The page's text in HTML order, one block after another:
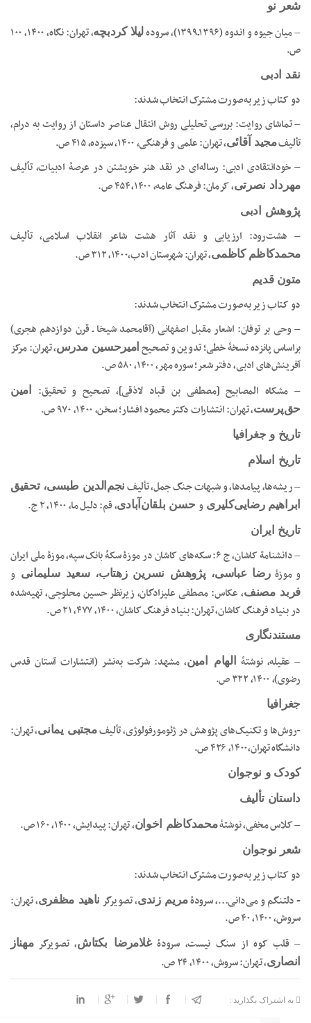
شعر نو
– میان جیوه و اندوه (۱۳۹۶ـ۱۳۹۹)، سروده لیلا کردبچه
، تهران: نگاه‏‫، ۱۴۰۰، ‏‫۱۰۰
ص.‏‫
نقد ادبی
دو کتاب زیر به‌صورت مشترک انتخاب شدند:
– تماشای روایت: بررسی تحلیلی روش انتقال عناصر داستان از روایت به درام،
تألیفمجید آقائی، تهران: علمی و فرهنگی، ۱۴۰۰، سیزده، ۴۱۵ ص.
– خودانتقادی ادبی: رساله‌ای در نقد هنر خویشتن در عرصۀ ادبیات، تألیف
مهرداد نصرتی، کرمان: فرهنگ عامه، ۱۴۰۰، ۴۵۴ ص.
پژوهش ادبی
– هشت‌رود‏‫: ارزیابی و نقد آثار هشت شاعر انقلاب اسلامی، تألیف
محمدکاظم کاظمی، تهران: شهرستان ادب‏‫،۱۴۰۰، ۳۱۲ ص.
متون قدیم
دو کتاب زیر به‌صورت مشترک انتخاب شدند:
– وحی بر توفان: اشعار مقبل اصفهانی (آقامحمد شیخا ـ قرن دوازدهم هجری)
براساس پانزده نسخۀ خطی؛ تدوین و تصحیح امیرحسین مدرس، تهران: مرکز
آفرینش‌های ادبی، دفتر شعر؛ سوره مهر، ۱۴۰۰، ۵۸۰ ص.
– مشکاه المصابیح [مصطفی بن قباد لاذقی]، تصحیح و تحقیق:
امین
حق‌پرست، تهران: انتشارات دکتر محمود افشار؛ سخن، ۱۴۰۰، ۹۷۰ ص.
تاریخ و جغرافیا
تاریخ اسلام
– ریشه‌ها، پیامدها، و شبهات جنگ جمل، تألیف نجم‌الدین طبسی، تحقیق
ابراهیم رضایی‌کلیریو حسن بلقان‌آبادی، قم: دلیل ‌ما، ۱۴۰۰، ۲ ج.
تاریخ ایران
– دانشنامة کاشان، ج ۶: سکه‌های کاشان در موزۀ سکۀ بانک سپه، موزۀ ملی ایران
و موزۀرضا عباسی، پژوهش نسرین زهتاب، سعید سلیمانیو
فربد مصنف، عکاس: مصطفی علیزادگان، زیرنظر حسین محلوجی، تهیه‌شده
در بنیاد فرهنگ کاشان، تهران: بنیاد فرهنگ کاشان، ۱۴۰۰، ۴۷۷، ۲۱ ص.
مستندنگاری
– عقیله، نوشتۀ الهام امین، مشهد: شرکت به‌نشر (انتشارات آستان قدس
رضوی)، ۱۴۰۰، ۳۲۲ ص.
جغرافیا
-روش‌ها و تکنیک‌های پژوهش در ژئومورفولوژی،‌ تألیفمجتبی یمانی، تهران:
دانشگاه تهران،‌۱۴۰۰، ۴۲۶ ص.
کودک و نوجوان
داستان تألیف
– کلاس مخفی، نوشتۀمحمدکاظم اخوان، تهران: پیدایش، ۱۴۰۰، ۱۶۰ ص.
شعر نوجوان
دو کتاب زیر به‌صورت مشترک انتخاب شدند:
مریم زندی، تصویرگر ناهید مظفری، تهران:
سروش‏‫، ۱۴۰۰، ‏‫۴۰ ص.
– قلب کوه از سنگ نیست، سرودۀغلامرضا بکتاش، تصویرگرمهناز
انصاری، تهران: سروش، ‏‫۱۴۰۰، ‏‫۲۴ ص.
به اشتراک بگذارید :